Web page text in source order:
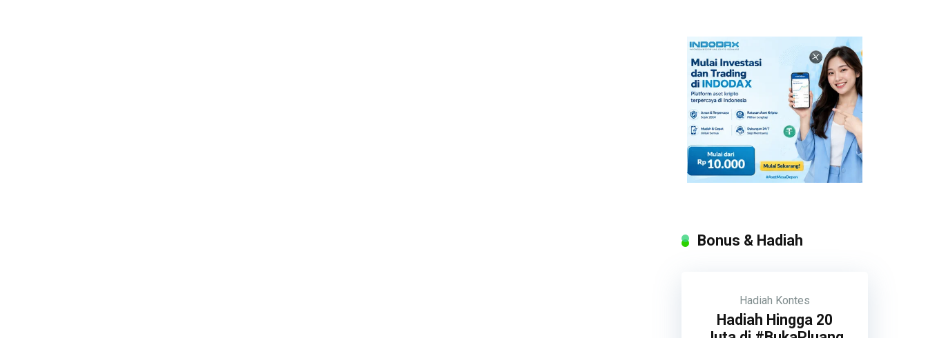
Bonus & Hadiah
Hadiah Kontes
Hadiah Hingga 20